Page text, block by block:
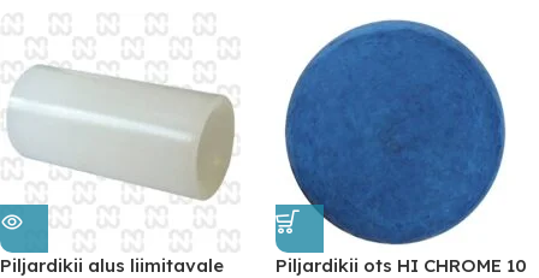
Piljardikii alus liimitavale
Piljardikii ots HI CHROME 10